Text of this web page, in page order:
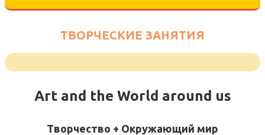
ТВОРЧЕСКИЕ ЗАНЯТИЯ
Art and the World around us
Творчество + Окружающий мир